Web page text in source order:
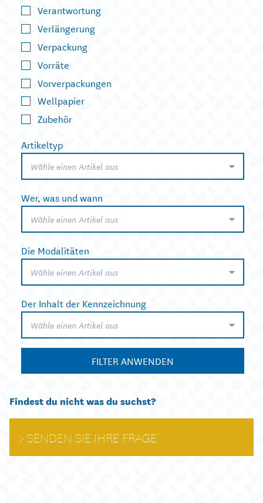
Verantwortung
Verlängerung
Verpackung
Vorräte
Vorverpackungen
Wellpapier
Zubehör
Artikeltyp
Wähle einen Artikel aus
Wer, was und wann
Wähle einen Artikel aus
Die Modalitäten
Wähle einen Artikel aus
Der Inhalt der Kennzeichnung
Wähle einen Artikel aus
FILTER ANWENDEN
Findest du nicht was du suchst?
SENDEN SIE IHRE FRAGE